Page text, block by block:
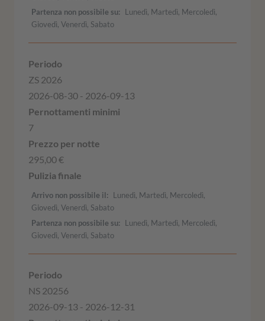
Partenza non possibile su
Lunedì, Martedì, Mercoledì,
Giovedì, Venerdì, Sabato
ZS 2026
2026-08-30 - 2026-09-13
7
295,00 €
Arrivo non possibile il
Lunedì, Martedì, Mercoledì,
Giovedì, Venerdì, Sabato
Partenza non possibile su
Lunedì, Martedì, Mercoledì,
Giovedì, Venerdì, Sabato
NS 20256
2026-09-13 - 2026-12-31